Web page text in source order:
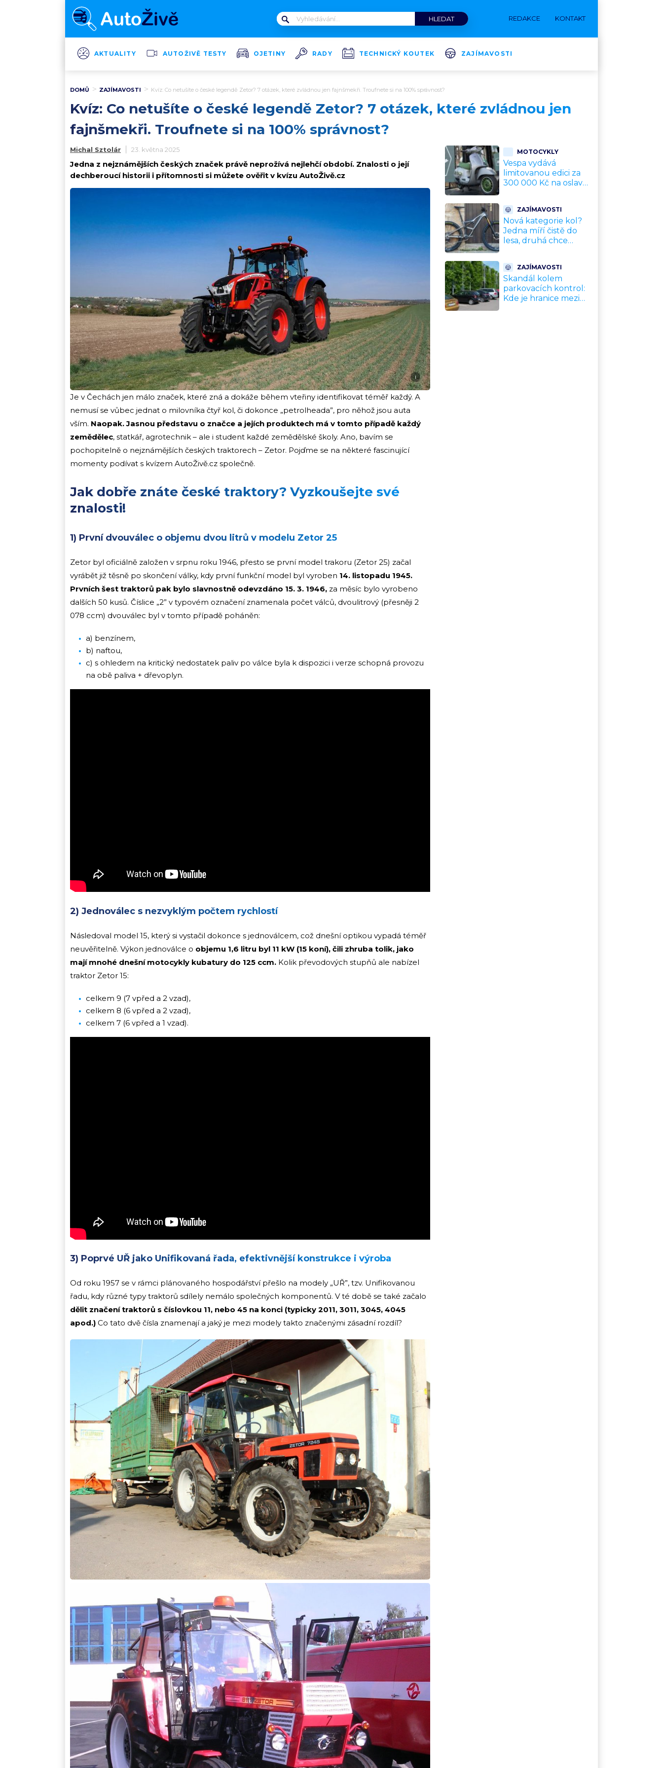
REDAKCE KONTAKT
AKTUALITY AUTOŽIVĚ TESTY OJETINY RADY TECHNICKÝ KOUTEK ZAJÍMAVOSTI
DOMŮ ZAJÍMAVOSTI Kvíz: Co netušíte o české legendě Zetor? 7 otázek, které zvládnou jen fajnšmekři. Troufnete si na 100% správnost?
Kvíz: Co netušíte o české legendě Zetor? 7 otázek, které zvládnou jen
fajnšmekři. Troufnete si na 100% správnost?
Michal Sztolár 23. května 2025
Jedna z nejznámějších českých značek právě neprožívá nejlehčí období. Znalosti o její
dechberoucí historii i přítomnosti si můžete ověřit v kvízu AutoŽivě.cz
i
Je v Čechách jen málo značek, které zná a dokáže během vteřiny identifikovat téměř každý. A
nemusí se vůbec jednat o milovníka čtyř kol, či dokonce „petrolheada”, pro něhož jsou auta
vším. Naopak. Jasnou představu o značce a jejích produktech má v tomto případě každý
zemědělec, statkář, agrotechnik – ale i student každé zemědělské školy. Ano, bavím se
pochopitelně o nejznámějších českých traktorech – Zetor. Pojďme se na některé fascinující
momenty podívat s kvízem AutoŽivě.cz společně.
Jak dobře znáte české traktory? Vyzkoušejte své
znalosti!
1) První dvouválec o objemu dvou litrů v modelu Zetor 25
Zetor byl oficiálně založen v srpnu roku 1946, přesto se první model trakoru (Zetor 25) začal
vyrábět již těsně po skončení války, kdy první funkční model byl vyroben 14. listopadu 1945.
Prvních šest traktorů pak bylo slavnostně odevzdáno 15. 3. 1946, za měsíc bylo vyrobeno
dalších 50 kusů. Číslice „2” v typovém označení znamenala počet válců, dvoulitrový (přesněji 2
078 ccm) dvouválec byl v tomto případě poháněn:
a) benzínem,
b) naftou,
c) s ohledem na kritický nedostatek paliv po válce byla k dispozici i verze schopná provozu
na obě paliva + dřevoplyn.
2) Jednoválec s nezvyklým počtem rychlostí
Následoval model 15, který si vystačil dokonce s jednoválcem, což dnešní optikou vypadá téměř
neuvěřitelně. Výkon jednoválce o objemu 1,6 litru byl 11 kW (15 koní), čili zhruba tolik, jako
mají mnohé dnešní motocykly kubatury do 125 ccm. Kolik převodových stupňů ale nabízel
traktor Zetor 15:
celkem 9 (7 vpřed a 2 vzad),
celkem 8 (6 vpřed a 2 vzad),
celkem 7 (6 vpřed a 1 vzad).
3) Poprvé UŘ jako Unifikovaná řada, efektivnější konstrukce i výroba
Od roku 1957 se v rámci plánovaného hospodářství přešlo na modely „UŘ”, tzv. Unifikovanou
řadu, kdy různé typy traktorů sdílely nemálo společných komponentů. V té době se také začalo
dělit značení traktorů s číslovkou 11, nebo 45 na konci (typicky 2011, 3011, 3045, 4045
apod.) Co tato dvě čísla znamenají a jaký je mezi modely takto značenými zásadní rozdíl?
MOTOCYKLY
Vespa vydává
limitovanou edici za
300 000 Kč na oslavu
místo jízdního
upgradu
ZAJÍMAVOSTI
Nová kategorie kol?
Jedna míří čistě do
lesa, druhá chce
rozporuplné názory
ZAJÍMAVOSTI
Skandál kolem
parkovacích kontrol:
Kde je hranice mezi